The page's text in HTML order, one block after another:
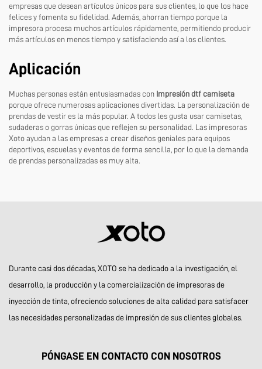
empresas que desean artículos únicos para sus clientes, lo que los hace
felices y fomenta su fidelidad. Además, ahorran tiempo porque la
impresora procesa muchos artículos rápidamente, permitiendo producir
más artículos en menos tiempo y satisfaciendo así a los clientes.
Aplicación
Muchas personas están entusiasmadas con Impresión dtf camiseta
porque ofrece numerosas aplicaciones divertidas. La personalización de
prendas de vestir es la más popular. A todos les gusta usar camisetas,
sudaderas o gorras únicas que reflejen su personalidad. Las impresoras
Xoto ayudan a las empresas a crear diseños geniales para equipos
deportivos, escuelas y eventos de forma sencilla, por lo que la demanda
de prendas personalizadas es muy alta.
Durante casi dos décadas, XOTO se ha dedicado a la investigación, el
desarrollo, la producción y la comercialización de impresoras de
inyección de tinta, ofreciendo soluciones de alta calidad para satisfacer
las necesidades personalizadas de impresión de sus clientes globales.
PÓNGASE EN CONTACTO CON NOSOTROS